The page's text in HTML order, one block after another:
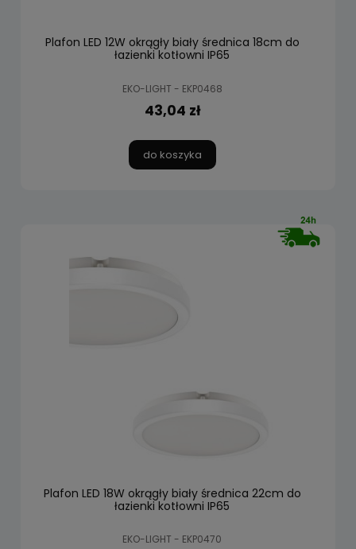
Plafon LED 12W okrągły biały średnica 18cm do
łazienki kotłowni IP65
EKO-LIGHT - EKP0468
43,04 zł
do koszyka
Plafon LED 18W okrągły biały średnica 22cm do
łazienki kotłowni IP65
EKO-LIGHT - EKP0470